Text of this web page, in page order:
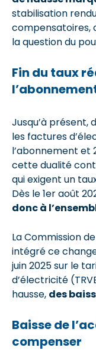
stabilisation
compensatoires,
la question du
Fin du taux
Jusqu’à présent,
les factures
l’abonnement et
cette dualité
qui exigent un
Dès le 1er août
donc à
La Commission
intégré ce
juin 2025 sur le
d’électricité
hausse, des
Baisse de
compenser